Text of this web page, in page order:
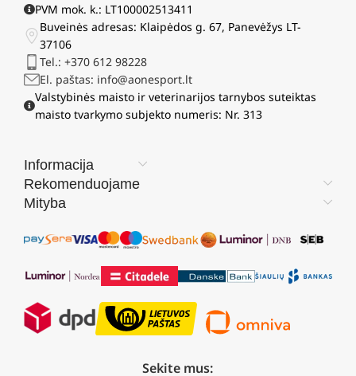
PVM mok. k.: LT100002513411
Buveinės adresas: Klaipėdos g. 67, Panevėžys LT-
37106
Tel.: +370 612 98228
El. paštas: info@aonesport.lt
Valstybinės maisto ir veterinarijos tarnybos suteiktas
maisto tvarkymo subjekto numeris: Nr. 313
Informacija
Rekomenduojame
Mityba
Sekite mus: